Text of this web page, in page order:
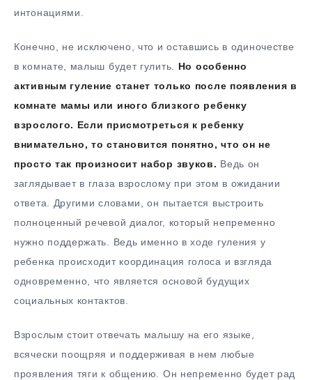
интонациями.
Конечно, не исключено, что и оставшись в одиночестве
в комнате, малыш будет гулить. Но особенно
активным гуление станет только после появления в
комнате мамы или иного близкого ребенку
взрослого. Если присмотреться к ребенку
внимательно, то становится понятно, что он не
просто так произносит набор звуков. Ведь он
заглядывает в глаза взрослому при этом в ожидании
ответа. Другими словами, он пытается выстроить
полноценный речевой диалог, который непременно
нужно поддержать. Ведь именно в ходе гуления у
ребенка происходит координация голоса и взгляда
одновременно, что является основой будущих
социальных контактов.
Взрослым стоит отвечать малышу на его языке,
всячески поощряя и поддерживая в нем любые
проявления тяги к общению. Он непременно будет рад